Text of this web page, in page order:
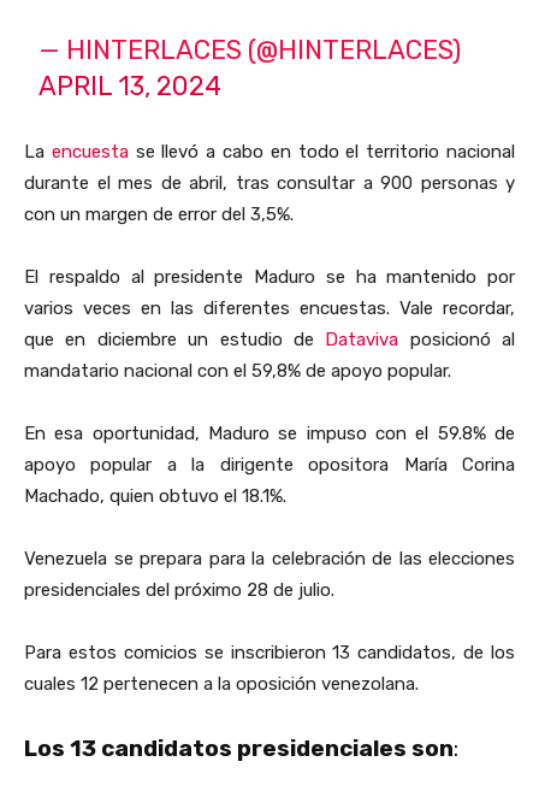
— HINTERLACES (@HINTERLACES)
APRIL 13, 2024
La encuestase llevó a cabo en todo el territorio nacional
durante el mes de abril, tras consultar a 900 personas y
con un margen de error del 3,5%.
El respaldo al presidente Maduro se ha mantenido por
varios veces en las diferentes encuestas. Vale recordar,
que en diciembre un estudio de Dataviva posicionó al
mandatario nacional con el 59,8% de apoyo popular.
En esa oportunidad, Maduro se impuso con el 59.8% de
apoyo popular a la dirigente opositora María Corina
Machado, quien obtuvo el 18.1%.
Venezuela se prepara para la celebración de las elecciones
presidenciales del próximo 28 de julio.
Para estos comicios se inscribieron 13 candidatos, de los
cuales 12 pertenecen a la oposición venezolana.
Los 13 candidatos presidenciales son: